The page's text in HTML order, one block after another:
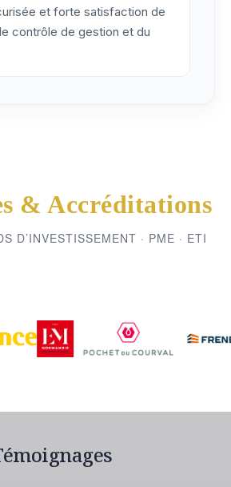
et forte satisfaction de
contrôle de gestion et du
& Accréditations
D’INVESTISSEMENT · PME · ETI